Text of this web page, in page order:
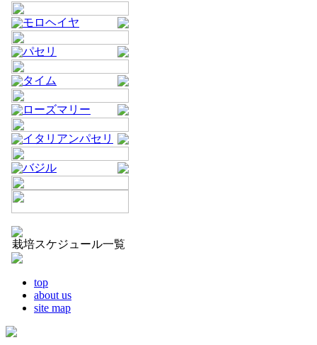
モロヘイヤ
パセリ
タイム
ローズマリー
イタリアンパセリ
バジル
栽培スケジュール一覧
top
about us
site map